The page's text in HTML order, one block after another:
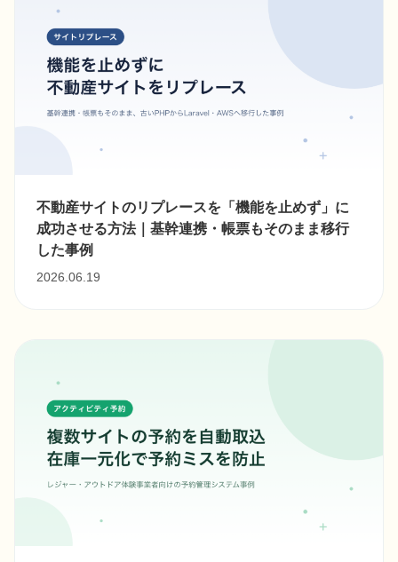
不動産サイトのリプレースを「機能を止めず」に
成功させる方法｜基幹連携・帳票もそのまま移行
した事例
2026.06.19